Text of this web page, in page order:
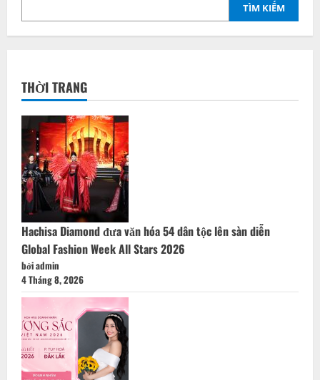
TÌM KIẾM
THỜI TRANG
Hachisa Diamond đưa văn hóa 54 dân tộc lên sàn diễn
Global Fashion Week All Stars 2026
bởi admin
4 Tháng 8, 2026